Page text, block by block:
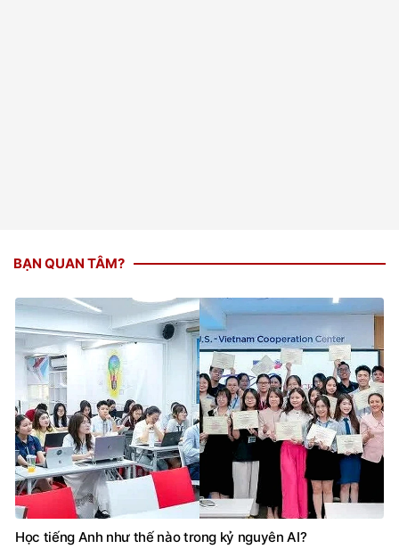
BẠN QUAN TÂM?
Học tiếng Anh như thế nào trong kỷ nguyên AI?